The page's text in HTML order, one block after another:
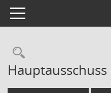
Toggle navigation